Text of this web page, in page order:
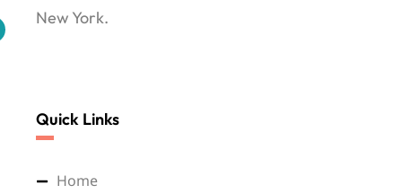
New York.
Quick Links
Home